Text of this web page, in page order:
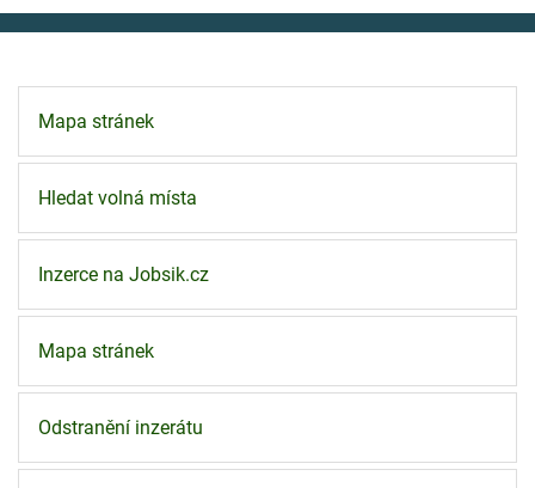
Mapa stránek
Hledat volná místa
Inzerce na Jobsik.cz
Mapa stránek
Odstranění inzerátu